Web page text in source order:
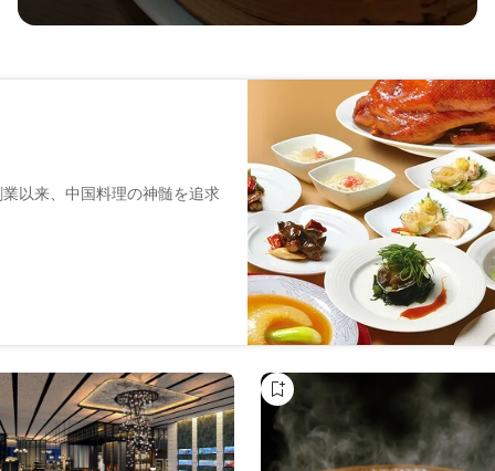
以来、中国料理の神髄を追求